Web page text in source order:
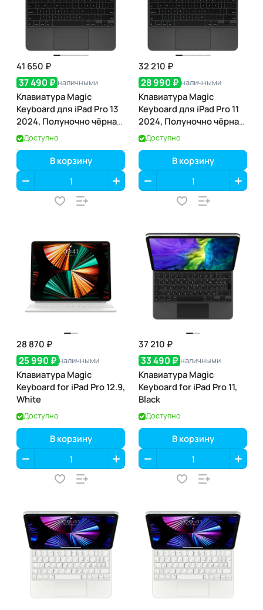
41 650 ₽
37 490 ₽ наличными
Клавиатура Magic
Keyboard для iPad Pro 13
2024, Полуночно чёрная
(MWR53)
Доступно
В корзину
32 210 ₽
28 990 ₽ наличными
Клавиатура Magic
Keyboard для iPad Pro 11
2024, Полуночно чёрная
(MWR23)
Доступно
В корзину
28 870 ₽
25 990 ₽ наличными
Клавиатура Magic
Keyboard for iPad Pro 12.9,
White
Доступно
В корзину
37 210 ₽
33 490 ₽ наличными
Клавиатура Magic
Keyboard for iPad Pro 11,
Black
Доступно
В корзину